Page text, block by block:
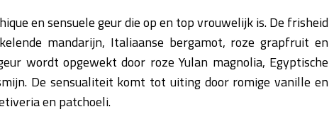
en sensuele geur die op en top vrouwelijk is. De frisheid
mandarijn, Italiaanse bergamot, roze grapfruit en
wordt opgewekt door roze Yulan magnolia, Egyptische
De sensualiteit komt tot uiting door romige vanille en
en patchoeli.